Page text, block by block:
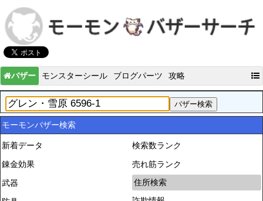
バザー モンスターシール ブログパーツ 攻略
モーモンバザー検索
新着データ
錬金効果
武器
検索数ランク
売れ筋ランク
住所検索